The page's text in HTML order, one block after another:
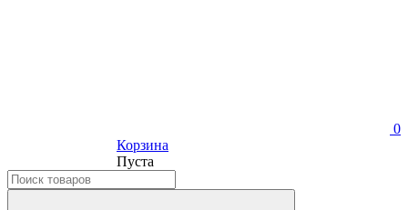
0
Корзина
Пуста